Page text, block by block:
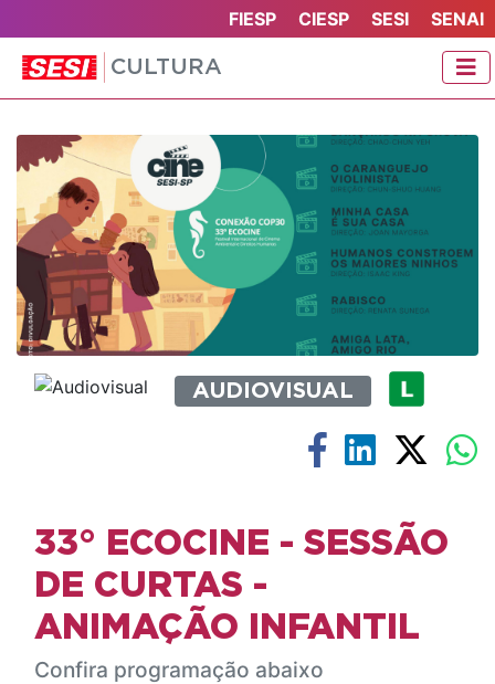
FIESP CIESP SESI SENAI
CULTURA
AUDIOVISUAL
33° ECOCINE - SESSÃO
DE CURTAS -
ANIMAÇÃO INFANTIL
Confira programação abaixo